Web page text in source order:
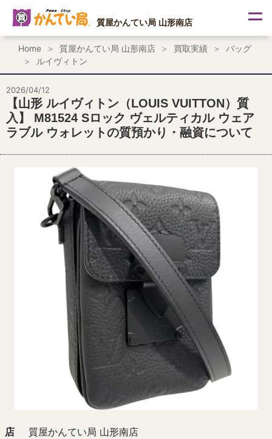
ス
プ
質屋かんてい局 山形南店
Home 質屋かんてい局 山形南店 買取実績
バッグ
ルイヴィトン
2026/04/12
【山形 ルイヴィトン（LOUIS VUITTON）質
入】 M81524 Sロック ヴェルティカル ウェア
ラブル ウォレットの質預かり・融資について
店
質屋かんてい局 山形南店